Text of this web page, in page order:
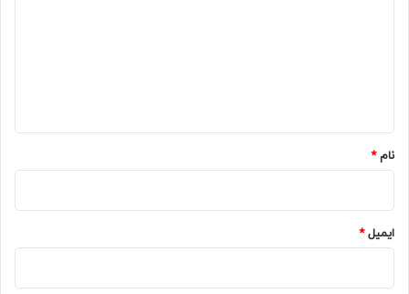
نام*
ایمیل*